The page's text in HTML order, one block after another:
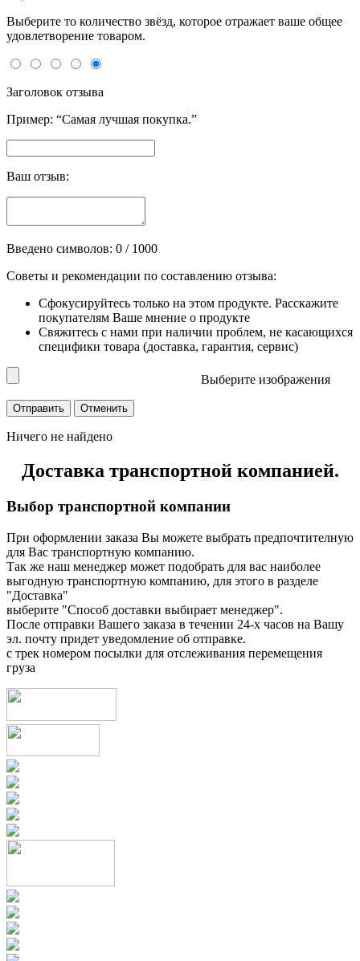
Выберите то количество звёзд, которое отражает ваше общее
удовлетворение товаром.
Заголовок отзыва
Пример: “Самая лучшая покупка.”
Ваш отзыв:
Введено символов: 0 / 1000
Советы и рекомендации по составлению отзыва:
Сфокусируйтесь только на этом продукте. Расскажите
покупателям Ваше мнение о продукте
Свяжитесь с нами при наличии проблем, не касающихся
специфики товара (доставка, гарантия, сервис)
Выберите изображения
Ничего не найдено
Доставка транспортной компанией.
Выбор транспортной компании
При оформлении заказа Вы можете выбрать предпочтителную
для Вас транспортную компанию.
Так же наш менеджер может подобрать для вас наиболее
выгодную транспортную компанию, для этого в разделе
"Доставка"
выберите "Способ доставки выбирает менеджер".
После отправки Вашего заказа в течении 24-х часов на Вашу
эл. почту придет уведомление об отправке.
с трек номером посылки для отслеживания перемещения
груза